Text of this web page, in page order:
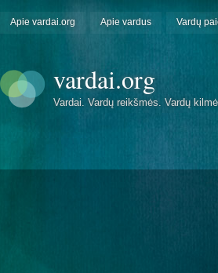
Apie vardai.org Apie vardus Vardų
vardai.org
Vardai. Vardų reikšmės. Vardų kilmė.